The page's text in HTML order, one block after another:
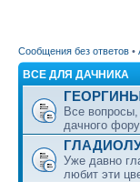
Сообщения без ответов •
ВСЕ ДЛЯ ДАЧНИКА
ГЕОРГИНЫ
Все
дачного
Уже давно
любит эти